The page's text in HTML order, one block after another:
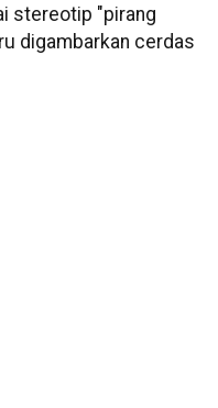
stereotip "pirang
digambarkan cerdas